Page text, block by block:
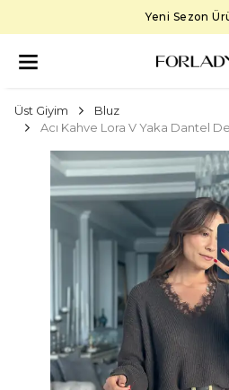
Yeni Sezon
Üst Giyim
Bluz
Acı Kahve Lora V Yaka Dantel